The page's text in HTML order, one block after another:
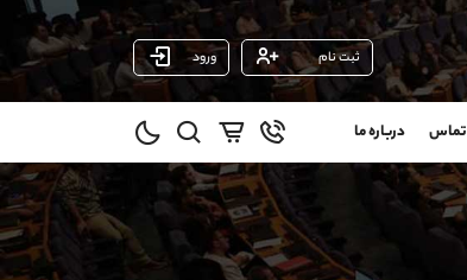
ثبت نام ورود
تماس درباره ما
(ایمان پوراسماعیلی)
09927779040
واتساپ شروع گفتگو
تلگرام @Armteam_admin_por